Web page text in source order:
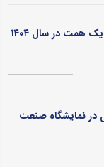
در سال ۱۴۰۴
در نمایشگاه صنعت